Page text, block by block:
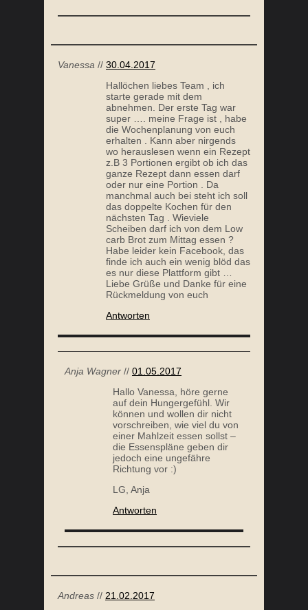
Vanessa // 30.04.2017
Hallöchen liebes Team , ich
starte gerade mit dem
abnehmen. Der erste Tag war
super …. meine Frage ist , habe
die Wochenplanung von euch
erhalten . Kann aber nirgends
wo herauslesen wenn ein Rezept
z.B 3 Portionen ergibt ob ich das
ganze Rezept dann essen darf
oder nur eine Portion . Da
manchmal auch bei steht ich soll
das doppelte Kochen für den
nächsten Tag . Wieviele
Scheiben darf ich von dem Low
carb Brot zum Mittag essen ?
Habe leider kein Facebook, das
finde ich auch ein wenig blöd das
es nur diese Plattform gibt …
Liebe Grüße und Danke für eine
Rückmeldung von euch
Antworten
Anja Wagner // 01.05.2017
Hallo Vanessa, höre gerne
auf dein Hungergefühl. Wir
können und wollen dir nicht
vorschreiben, wie viel du von
einer Mahlzeit essen sollst –
die Essenspläne geben dir
jedoch eine ungefähre
Richtung vor :)
LG, Anja
Antworten
Andreas // 21.02.2017